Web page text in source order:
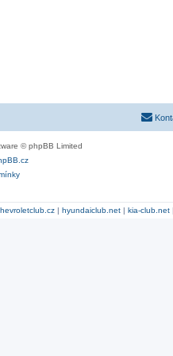
© phpBB Limited
| hyundaiclub.net| kia-club.net|